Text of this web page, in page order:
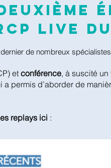
de nombreux
etconférence, à suscité
a permis d’aborder de
replays ici :
Live